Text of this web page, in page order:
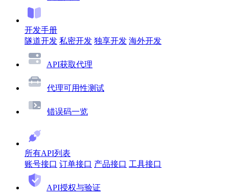
开发手册
隧道开发 私密开发 独享开发 海外开发
API获取代理
代理可用性测试
错误码一览
所有API列表
账号接口 订单接口 产品接口 工具接口
API授权与验证